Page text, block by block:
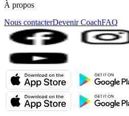
À propos
Nous contacterDevenir CoachFAQ